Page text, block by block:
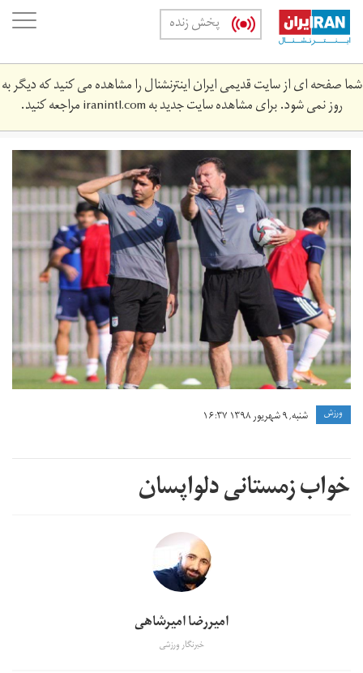
Skip
main
content
پخش زنده
شما صفحه ای از سایت قدیمی ایران اینترنشنال را مشاهده می کنید که دیگر به
روز نمی شود. برای مشاهده سایت جدید بهiranintl.comمراجعه کنید.
cover_1440.jpg
ورزش شنبه, ۹ شهریور ۱۳۹۸ ۱۶:۳۷
خواب زمستانی دلواپسان
امیررضا امیرشاهی
خبرنگار ورزشی